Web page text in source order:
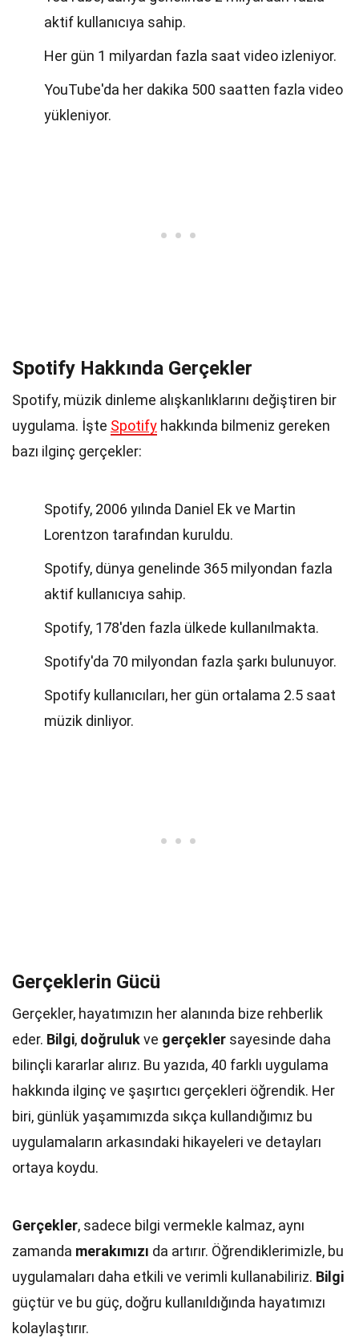
aktif kullanıcıya sahip.
Her gün 1 milyardan fazla saat video izleniyor.
YouTube'da her dakika 500 saatten fazla video
yükleniyor.
Spotify Hakkında Gerçekler
Spotify, müzik dinleme alışkanlıklarını değiştiren bir
uygulama. İşte Spotify hakkında bilmeniz gereken
bazı ilginç gerçekler:
Spotify, 2006 yılında Daniel Ek ve Martin
Lorentzon tarafından kuruldu.
Spotify, dünya genelinde 365 milyondan fazla
aktif kullanıcıya sahip.
Spotify, 178'den fazla ülkede kullanılmakta.
Spotify'da 70 milyondan fazla şarkı bulunuyor.
Spotify kullanıcıları, her gün ortalama 2.5 saat
müzik dinliyor.
Gerçeklerin Gücü
Gerçekler, hayatımızın her alanında bize rehberlik
eder. Bilgi, doğrulukve gerçekler sayesinde daha
bilinçli kararlar alırız. Bu yazıda, 40 farklı uygulama
hakkında ilginç ve şaşırtıcı gerçekleri öğrendik. Her
biri, günlük yaşamımızda sıkça kullandığımız bu
uygulamaların arkasındaki hikayeleri ve detayları
ortaya koydu.
Gerçekler, sadece bilgi vermekle kalmaz, aynı
zamanda merakımızı da artırır. Öğrendiklerimizle, bu
uygulamaları daha etkili ve verimli kullanabiliriz. Bilgi
güçtür ve bu güç, doğru kullanıldığında hayatımızı
kolaylaştırır.